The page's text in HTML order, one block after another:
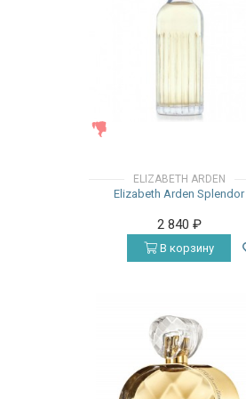
ELIZABETH ARDEN
Elizabeth Arden Splendor
2 840 ₽
В корзину